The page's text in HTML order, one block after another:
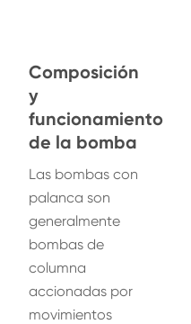
Composición
y
funcionamiento
de la bomba
Las bombas con
palanca son
generalmente
bombas de
columna
accionadas por
movimientos